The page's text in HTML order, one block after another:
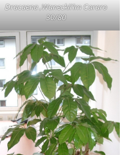
Dracaena ‚Waneckii’im Cararo
30/80